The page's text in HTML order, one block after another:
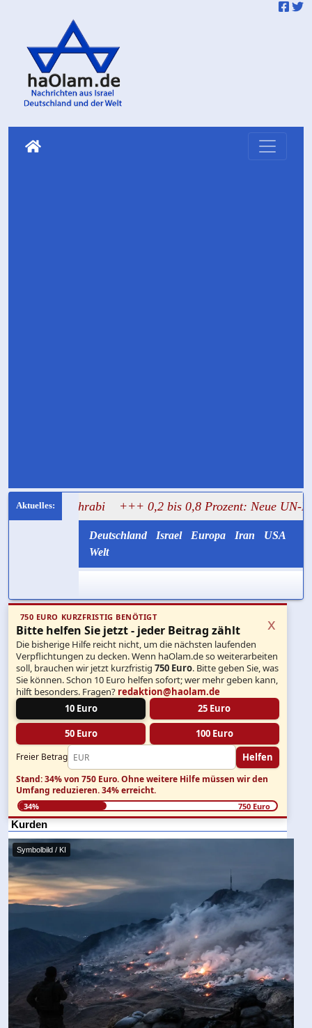
+++ 0,2 bis 0,8 Prozent: Neue UN-Daten
Deutschland Israel Europa Iran
USA
Welt
750 EURO KURZFRISTIG BENÖTIGT
Bitte helfen Sie jetzt - jeder Beitrag zählt
Die bisherige Hilfe reicht nicht, um die nächsten laufenden
Verpflichtungen zu decken. Wenn haOlam.de so weiterarbeiten
soll, brauchen wir jetzt kurzfristig750 Euro. Bitte geben Sie, was
Sie können. Schon 10 Euro helfen sofort; wer mehr geben kann,
hilft besonders. Fragen? redaktion@haolam.de
10 Euro
25 Euro
50 Euro 100 Euro
Freier Betrag Helfen
x
Stand: 34% von 750 Euro.Ohne weitere Hilfe müssen wir den
Umfang reduzieren.34% erreicht.
34% 750 Euro
Kurden
Symbolbild / KI